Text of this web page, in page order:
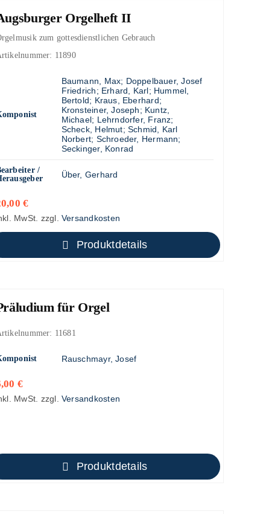
Orgelheft II
zum gottesdienstlichen Gebrauch
11890
Baumann, Max; Doppelbauer, Josef
Friedrich; Erhard, Karl; Hummel,
Bertold; Kraus, Eberhard;
Kronsteiner, Joseph; Kuntz,
Michael; Lehrndorfer, Franz;
Scheck, Helmut;Schmid, Karl
Norbert; Schroeder, Hermann;
Seckinger, Konrad
/
Über, Gerhard
€
MwSt. zzgl. Versandkosten
Produktdetails
für Orgel
11681
Rauschmayr, Josef
€
MwSt. zzgl. Versandkosten
Produktdetails